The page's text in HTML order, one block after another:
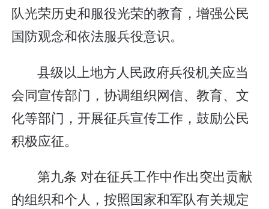
队光荣历史和服役光荣的教育，增强公民
国防观念和依法服兵役意识。
县级以上地方人民政府兵役机关应当
会同宣传部门，协调组织网信、教育、文
化等部门，开展征兵宣传工作，鼓励公民
积极应征。
第九条 对在征兵工作中作出突出贡献
的组织和个人，按照国家和军队有关规定